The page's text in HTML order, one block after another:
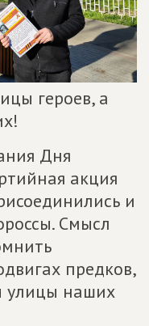
героев, а
Дня
акция
и
Смысл
предков,
улицы наших